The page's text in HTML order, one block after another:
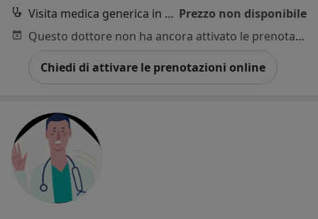
Visita medica generica in CONVENZIONE Prezzo non disponibile
Questo dottore non ha ancora attivato le prenotazioni online presso questo indirizzo.
Chiedi di attivare le prenotazioni online